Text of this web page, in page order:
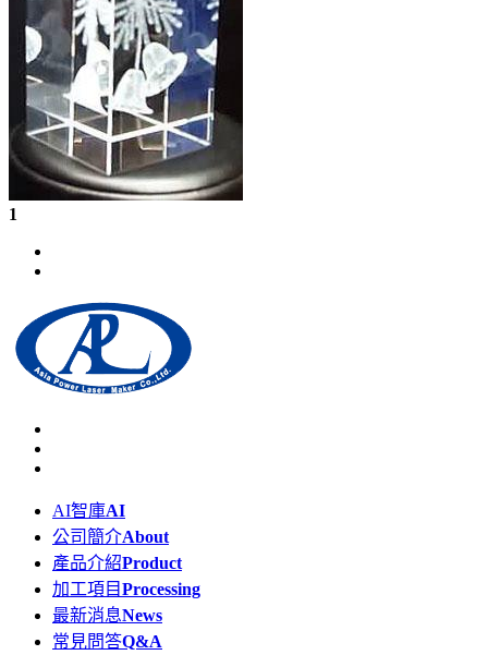
1
AI智庫AI
公司簡介About
產品介紹Product
加工項目Processing
最新消息News
常見問答Q&A